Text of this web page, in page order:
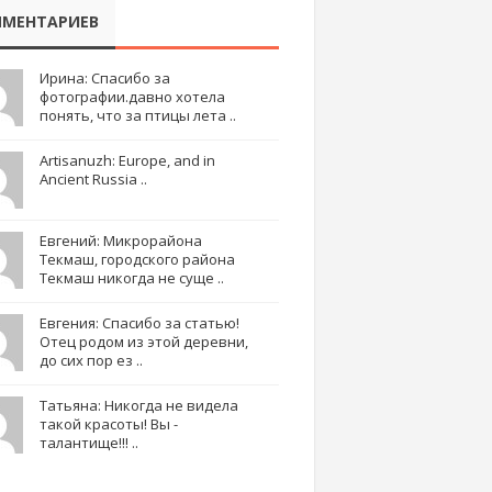
Ирина: Спасибо за
фотографии.давно хотела
понять, что за птицы лета ..
Artisanuzh: Europe, and in
Ancient Russia ..
Евгений: Микрорайона
Текмаш, городского района
Текмаш никогда не суще ..
Евгения: Спасибо за статью!
Отец родом из этой деревни,
до сих пор ез ..
Татьяна: Никогда не видела
такой красоты! Вы -
талантище!!! ..